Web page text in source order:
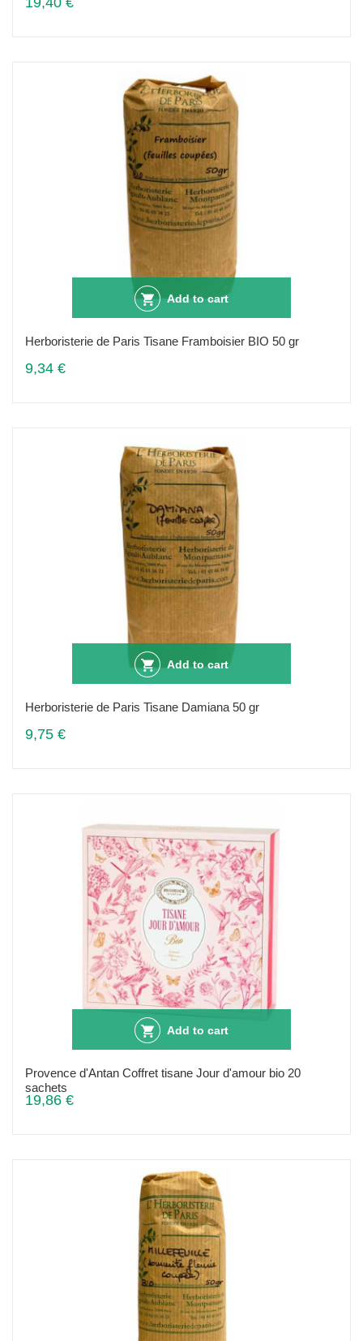
Add to cart
Herboristerie de Paris Tisane Framboisier BIO 50 gr
9,34 €
Add to cart
Herboristerie de Paris Tisane Damiana 50 gr
9,75 €
Add to cart
Provence d'Antan Coffret tisane Jour d'amour bio 20
sachets
19,86 €